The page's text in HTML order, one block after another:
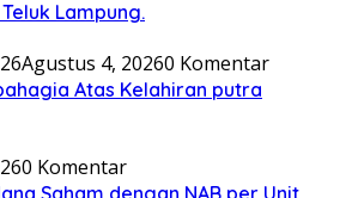
Lampung.
Agustus 4, 20260 Komentar
Atas Kelahiran putra
0 Komentar